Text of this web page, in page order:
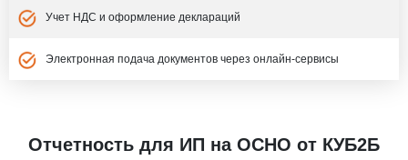
Учет НДС и оформление деклараций
Электронная подача документов через онлайн-сервисы
Отчетность для ИП на ОСНО от КУБ2Б